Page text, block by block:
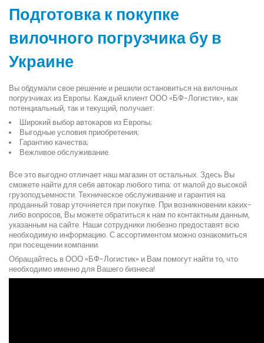
Подготовка к покупке
вилочного погрузчика бу в
Украине
Вы обдумали свое решение и решили остановиться на вилочных
погрузчиках из Европы. Каждый клиент ООО «БФ-Логистик», как
потенциальный, так и текущий, получает:
Широкий выбор автокаров из Европы;
Выгодные условия приобретения;
Гарантию качества;
Вежливое обслуживание.
Все это выгодно отличает наш магазин от остальных. Здесь Вы
сможете найти для себя автокар любого типа: от малой до высокой
грузоподъемности. Техническое обслуживание и гарантия на
проданный товар уточняется при покупке. При возникновении каких-
либо вопросов, Вы можете обратиться к нам по контактным данным,
указанным на сайте. Наши сотрудники любезно предоставят всю
необходимую информацию. С ассортиментом можно ознакомиться
при посещении компании.
Обращайтесь в ООО «БФ-Логистик» и Вам помогут найти то, что
необходимо именно для Вашего бизнеса!